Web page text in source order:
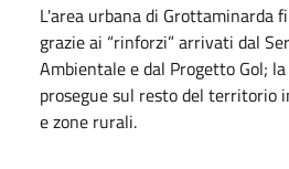
L'area urbana di Grottaminarda
grazie ai “rinforzi” arrivati dal
Ambientale e dal Progetto Gol;
prosegue sul resto del territorio
e zone rurali.